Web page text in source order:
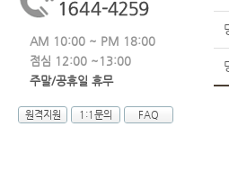
AM 10:00 ~ PM 18:00
점심 12:00 ~13:00
주말/공휴일 휴무
원격지원 1:1문의 FAQ